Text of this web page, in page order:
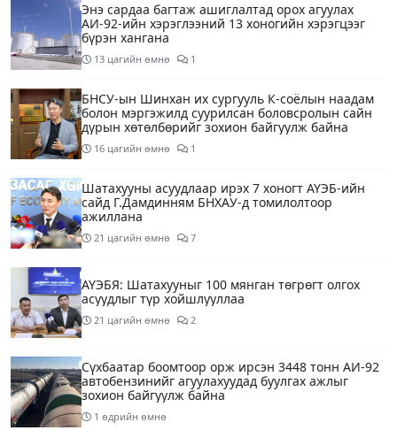
Энэ сардаа багтаж ашиглалтад орох агуулах
АИ-92-ийн хэрэглээний 13 хоногийн хэрэгцээг
бүрэн хангана
13 цагийн өмнө 1
БНСУ-ын Шинхан их сургууль К-соёлын наадам
болон мэргэжилд суурилсан боловсролын сайн
дурын хөтөлбөрийг зохион байгуулж байна
16 цагийн өмнө 1
Шатахууны асуудлаар ирэх 7 хоногт АҮЭБ-ийн
сайд Г.Дамдинням БНХАУ-д томилолтоор
ажиллана
21 цагийн өмнө 7
АҮЭБЯ: Шатахууныг 100 мянган төгрөгт олгох
асуудлыг түр хойшлууллаа
21 цагийн өмнө 2
Сүхбаатар боомтоор орж ирсэн 3448 тонн АИ-92
автобензинийг агуулахуудад буулгах ажлыг
зохион байгуулж байна
1 өдрийн өмнө